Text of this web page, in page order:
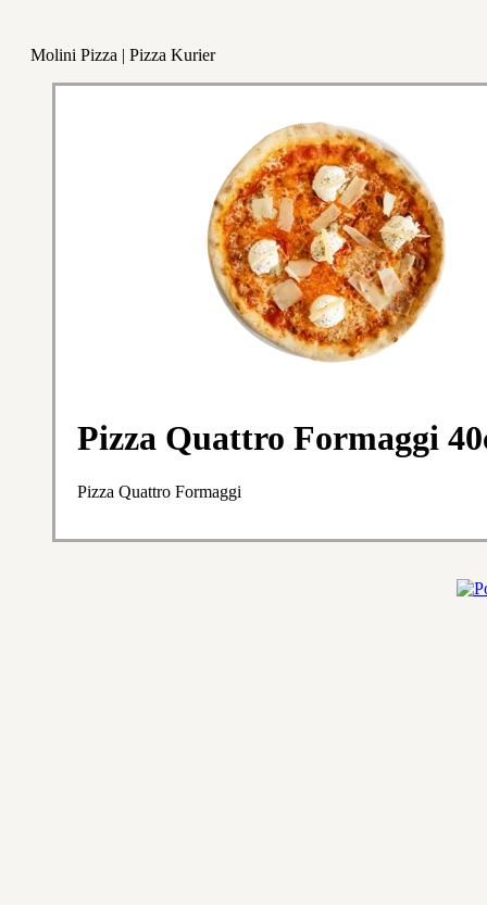
Molini Pizza | Pizza Kurier
Pizza Quattro Formaggi
Pizza Quattro Formaggi